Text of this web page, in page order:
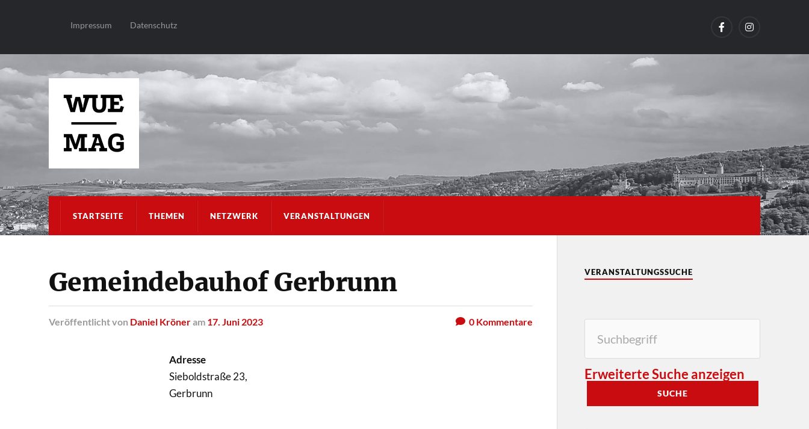
Impressum Datenschutz
STARTSEITE THEMEN NETZWERK VERANSTALTUNGEN
Gemeindebauhof Gerbrunn
Veröffentlichtvon Daniel Kröneram 17. Juni 2023 0Kommentare
Adresse
Sieboldstraße 23,
Gerbrunn
VERANSTALTUNGSSUCHE
Erweiterte Suche anzeigen
SUCHE